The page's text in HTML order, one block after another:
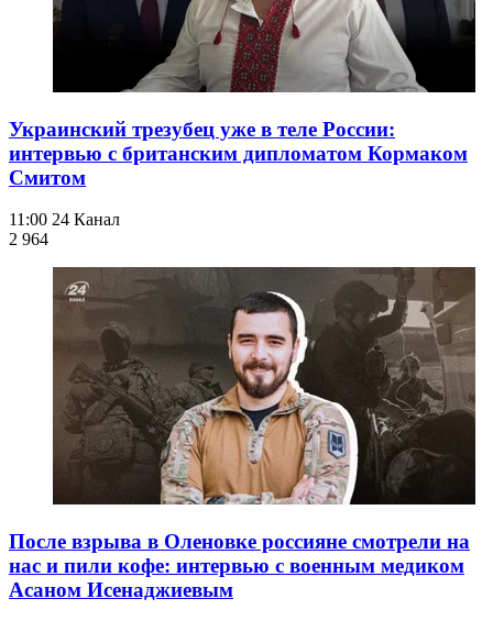
Украинский трезубец уже в теле России:
интервью с британским дипломатом Кормаком
Смитом
11:00 24 Канал
2 964
После взрыва в Оленовке россияне смотрели на
нас и пили кофе: интервью с военным медиком
Асаном Исенаджиевым